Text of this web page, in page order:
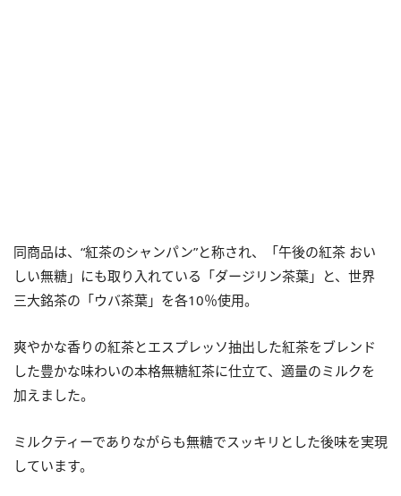
同商品は、“紅茶のシャンパン”と称され、「午後の紅茶 おい
しい無糖」にも取り入れている「ダージリン茶葉」と、世界
三大銘茶の「ウバ茶葉」を各10％使用。
爽やかな香りの紅茶とエスプレッソ抽出した紅茶をブレンド
した豊かな味わいの本格無糖紅茶に仕立て、適量のミルクを
加えました。
ミルクティーでありながらも無糖でスッキリとした後味を実現
しています。